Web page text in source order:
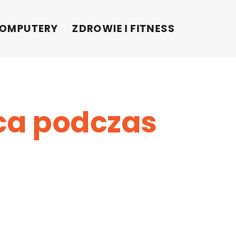
ZDROWIE I FITNESS
podczas